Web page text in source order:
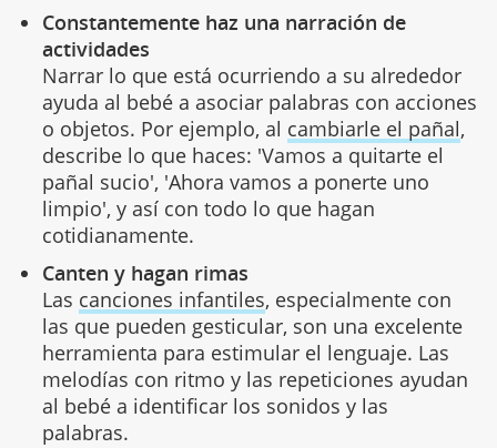
Constantemente haz una narración de
actividades
Narrar lo que está ocurriendo a su alrededor
ayuda al bebé a asociar palabras con acciones
o objetos. Por ejemplo, al cambiarle el pañal,
describe lo que haces: 'Vamos a quitarte el
pañal sucio', 'Ahora vamos a ponerte uno
limpio', y así con todo lo que hagan
cotidianamente.
Canten y hagan rimas
Las canciones infantiles, especialmente con
las que pueden gesticular, son una excelente
herramienta para estimular el lenguaje. Las
melodías con ritmo y las repeticiones ayudan
al bebé a identificar los sonidos y las
palabras.